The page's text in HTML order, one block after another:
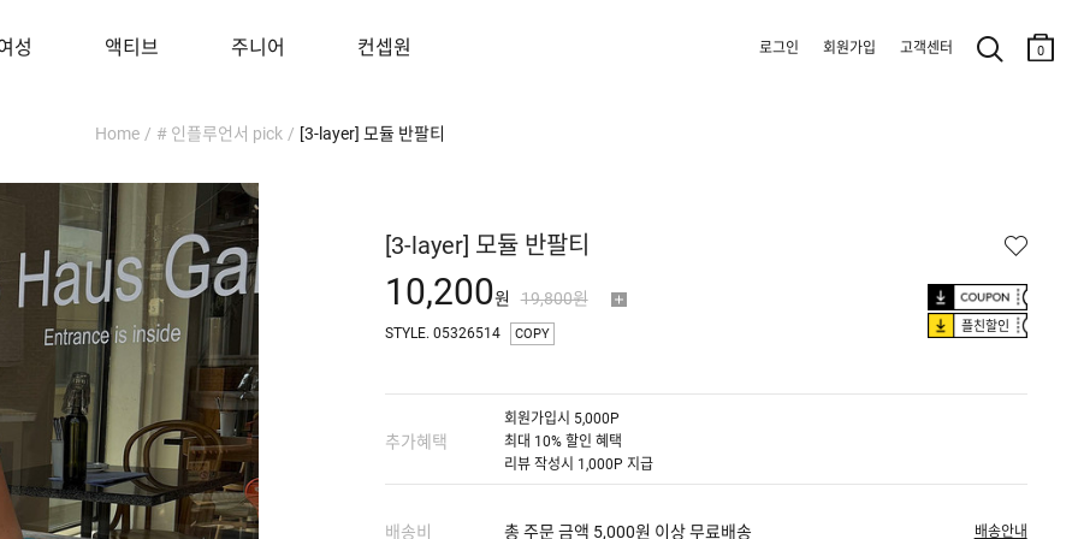
성 액티브 주니어 컨셉원 로그인 회원가입 고객센터 0
Home / # 인플루언서 pick / [3-layer] 모듈 반팔티
[3-layer] 모듈 반팔티
10,200원 19,800원
플친할인
STYLE. 05326514 COPY
추가혜택
회원가입시 5,000P
최대 10% 할인 혜택
리뷰 작성시 1,000P 지급
배송비 총 주문 금액 5,000원 이상 무료배송 배송안내